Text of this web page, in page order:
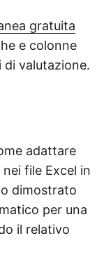
gratuita
e colonne
di valutazione.
adattare
file Excel in
dimostrato
per una
il relativo